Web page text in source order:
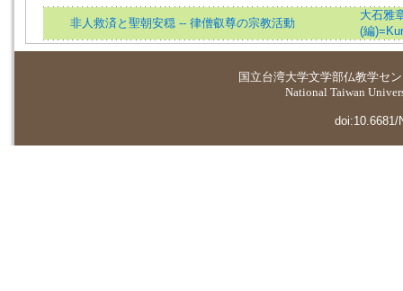
非人救済と聖朝安穏 -- 律僧叡尊の宗教活動
大石雅
(編
国立台湾大学文学部仏教学セ
National Taiwan
doi:10.6681/